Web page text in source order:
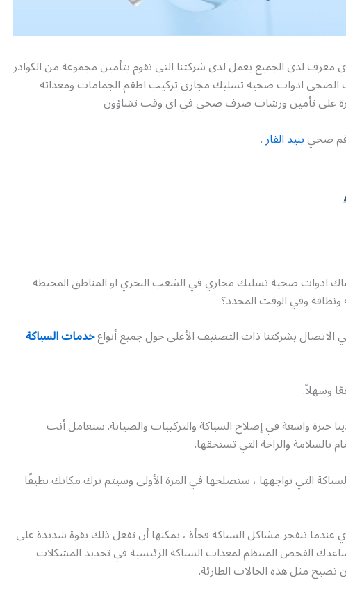
لدى الجميع يعمل لدى شركتنا التي تقوم بتأمين مجموعة من الكوادر
الصحي ادوات صحية تسليك مجاري تركيب اطقم الجمامات ومعداته
على تأمين ورشات صرف صحي في اي وقت تشاؤون
صحيبنيد القار.
ادوات صحية تسليك مجاري في الشعب البحري او المناطق المحيطة
ونظافة وفي الوقت المحدد؟
الاتصال بشركتنا ذات التصنيف الأعلى حول جميع أنواعخدمات السباكة
وسهلاً.
خبرة واسعة في إصلاح السباكة والتركيبات والصيانة. ستعامل أنت
بالسلامة والراحة التي تستحقها.
التي تواجهها ، ستصلحها في المرة الأولى وسيتم ترك مكانك نظيفًا
تنفجر مشاكل السباكة فجأة ، يمكنها أن تفعل ذلك بقوة شديدة على
الفحص المنتظم لمعدات السباكة الرئيسية في تحديد المشكلات
تصبح مثل هذه الحالات الطارئة.